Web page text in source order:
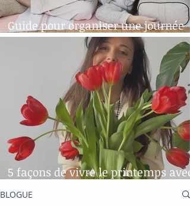
Guide pour organiser une journée
"yoga-spa" chez soi!
5 façons de vivre le printemps avec
BLOGUE